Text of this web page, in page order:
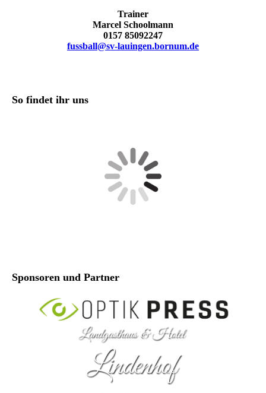
Trainer
Marcel Schoolmann
0157 85092247
fussball@sv-lauingen.bornum.de
So findet ihr uns
Sponsoren und Partner